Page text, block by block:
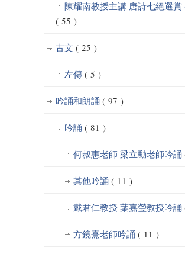
陳耀南教授主講 唐詩七絕選賞
( 55 )
古文 ( 25 )
左傳 ( 5 )
吟誦和朗誦 ( 97 )
吟誦 ( 81 )
何叔惠老師 梁立勳老師吟誦
其他吟誦 ( 11 )
戴君仁教授 葉嘉瑩教授吟誦
方鏡熹老師吟誦 ( 11 )